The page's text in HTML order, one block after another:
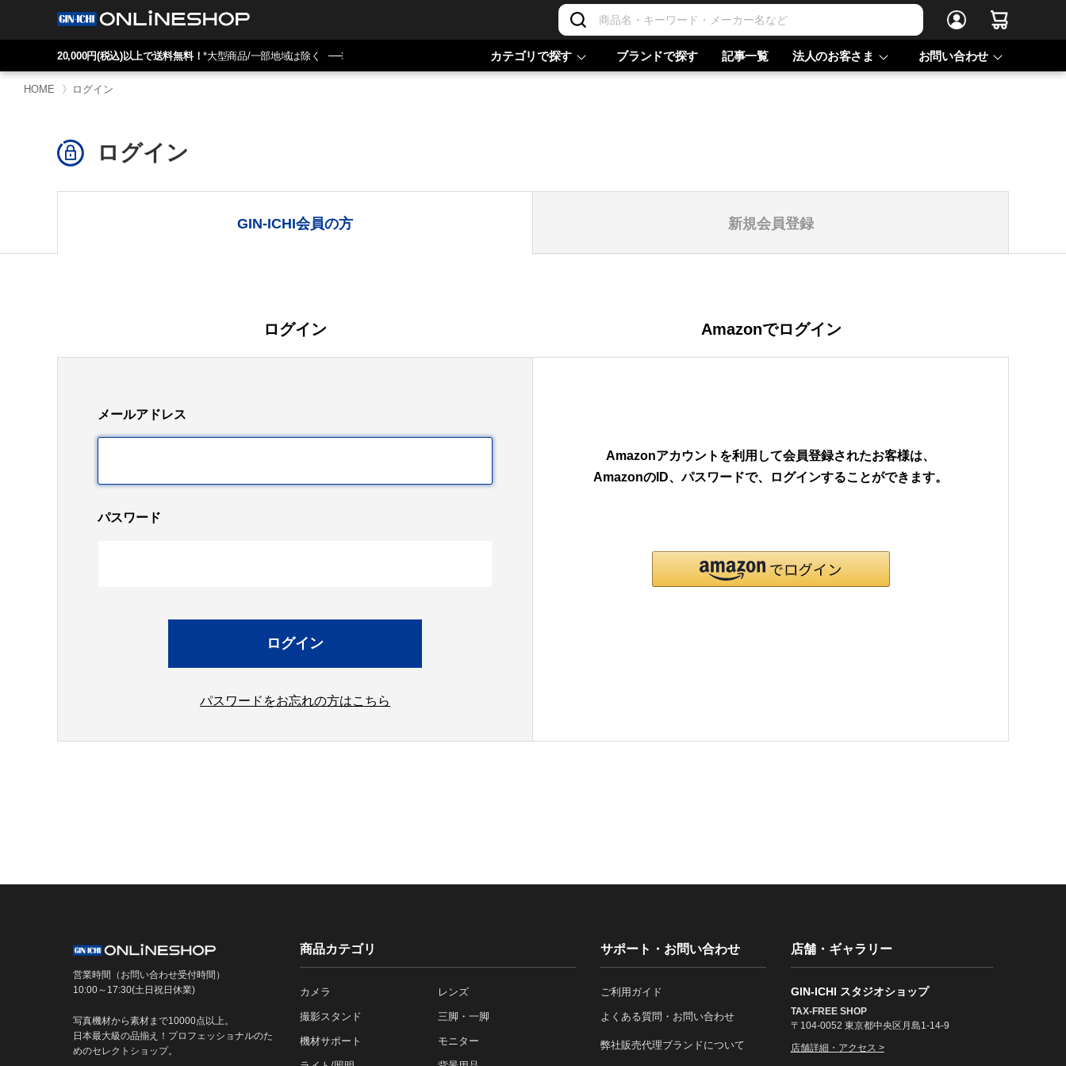
20,000円(税込)以上で送料無料！*大型商品/一部地域は除く カテゴリで探す ブランドで探す 記事一覧 法人のお客さま お問い合わせ
HOME 〉 ログイン
ログイン
GIN-ICHI会員の方 新規会員登録
ログイン
メールアドレス
パスワード
パスワードをお忘れの方はこちら
Amazonでログイン
Amazonアカウントを利用して会員登録されたお客様は、
AmazonのID、パスワードで、ログインすることができます。
営業時間（お問い合わせ受付時間）
10:00～17:30(土日祝日休業)
写真機材から素材まで10000点以上。
日本最大級の品揃え！プロフェッショナルのた
めのセレクトショップ。
商品カテゴリ
カメラ レンズ
撮影スタンド 三脚・一脚
機材サポート モニター
サポート・お問い合わせ
ご利用ガイド
よくある質問・お問い合わせ
弊社販売代理ブランドについて
店舗・ギャラリー
GIN-ICHI スタジオショップ
TAX-FREE SHOP
〒104-0052 東京都中央区月島1-14-9
店舗詳細・アクセス >